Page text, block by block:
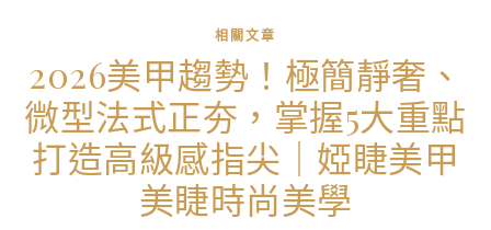
相關文章
2026美甲趨勢！極簡靜奢、
微型法式正夯，掌握5大重點
打造高級感指尖｜婭睫美甲
美睫時尚美學